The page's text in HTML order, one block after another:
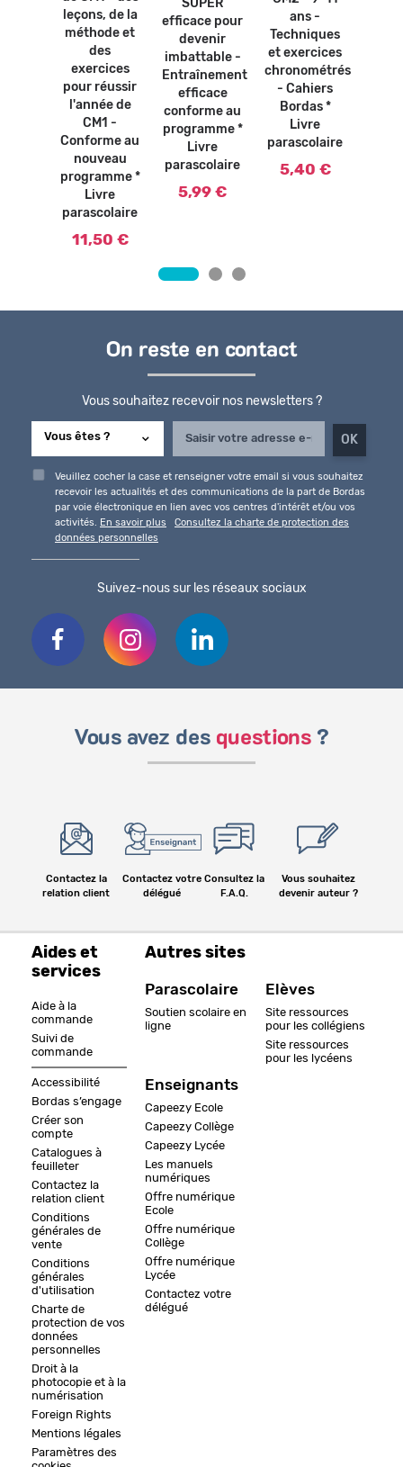
leçons, de la
méthode et
des
exercices
pour réussir
l'année de
CM1 -
Conforme au
nouveau
programme *
Livre
parascolaire
11,50 €
SUPER
efficace pour
devenir
imbattable -
Entraînement
efficace
conforme au
programme *
Livre
parascolaire
5,99 €
ans -
Techniques
et exercices
chronométrés
- Cahiers
Bordas *
Livre
parascolaire
5,40 €
On reste en contact
Vous souhaitez recevoir nos newsletters ?
Veuillez cocher la case et renseigner votre email si vous souhaitez
recevoir les actualités et des communications de la part de Bordas
par voie électronique en lien avec vos centres d'intérêt et/ou vos
activités.
En savoir plus
Consultez la charte de protection des
données personnelles
Suivez-nous sur les réseaux sociaux
Vous avez des questions ?
Contactez la
relation client
Contactez votre
délégué
Consultez la
F.A.Q.
Vous souhaitez
devenir auteur ?
Aides et
services
Aide à la
commande
Suivi de
commande
Accessibilité
Bordas s’engage
Créer son
compte
Catalogues à
feuilleter
Contactez la
relation client
Conditions
générales de
vente
Conditions
générales
d'utilisation
Charte de
protection de vos
données
personnelles
Droit à la
photocopie et à la
numérisation
Foreign Rights
Mentions légales
Paramètres des
Autres sites
Parascolaire
Soutien scolaire en
ligne
Enseignants
Capeezy Ecole
Capeezy Collège
Capeezy Lycée
Les manuels
numériques
Offre numérique
Ecole
Offre numérique
Collège
Offre numérique
Lycée
Contactez votre
délégué
Elèves
Site ressources
pour les collégiens
Site ressources
pour les lycéens